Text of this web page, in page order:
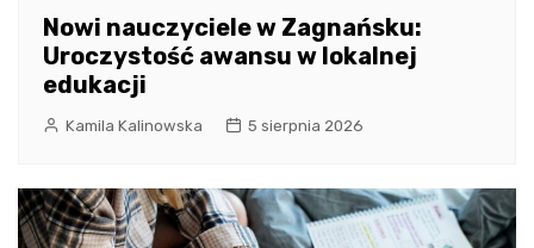
Nowi nauczyciele w Zagnańsku:
Uroczystość awansu w lokalnej
edukacji
Kamila Kalinowska 5 sierpnia 2026